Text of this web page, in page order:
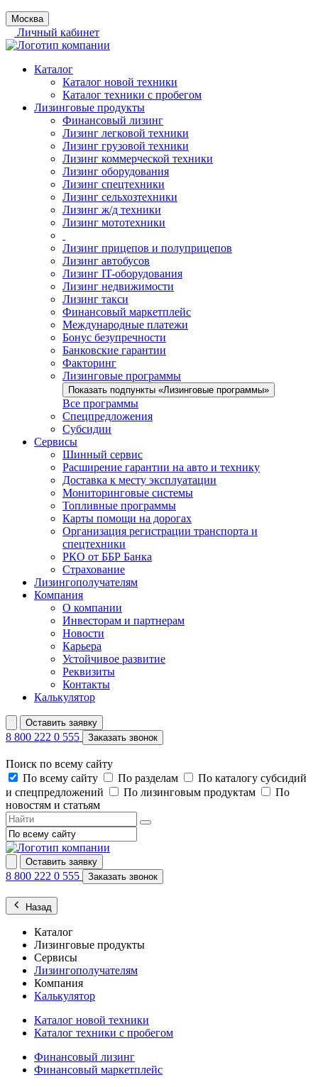
Москва
Личный кабинет
Каталог
Каталог новой техники
Каталог техники с пробегом
Лизинговые продукты
Финансовый лизинг
Лизинг легковой техники
Лизинг грузовой техники
Лизинг коммерческой техники
Лизинг оборудования
Лизинг спецтехники
Лизинг сельхозтехники
Лизинг ж/д техники
Лизинг мототехники
Лизинг прицепов и полуприцепов
Лизинг автобусов
Лизинг IT-оборудования
Лизинг недвижимости
Лизинг такси
Финансовый маркетплейс
Международные платежи
Бонус безупречности
Банковские гарантии
Факторинг
Лизинговые программы
Показать подпункты «Лизинговые программы»
Все программы
Спецпредложения
Субсидии
Сервисы
Шинный сервис
Расширение гарантии на авто и технику
Доставка к месту эксплуатации
Мониторинговые системы
Топливные программы
Карты помощи на дорогах
Организация регистрации транспорта и
спецтехники
РКО от ББР Банка
Страхование
Лизингополучателям
Компания
О компании
Инвесторам и партнерам
Новости
Карьера
Устойчивое развитие
Реквизиты
Контакты
Калькулятор
Оставить заявку
8 800 222 0 555 Заказать звонок
Поиск по всему сайту
По всему сайту
По разделам
По каталогу субсидий
и спецпредложений
По лизинговым продуктам
По
новостям и статьям
Оставить заявку
8 800 222 0 555 Заказать звонок
Назад
Каталог
Лизинговые продукты
Сервисы
Лизингополучателям
Компания
Калькулятор
Каталог новой техники
Каталог техники с пробегом
Финансовый лизинг
Финансовый маркетплейс